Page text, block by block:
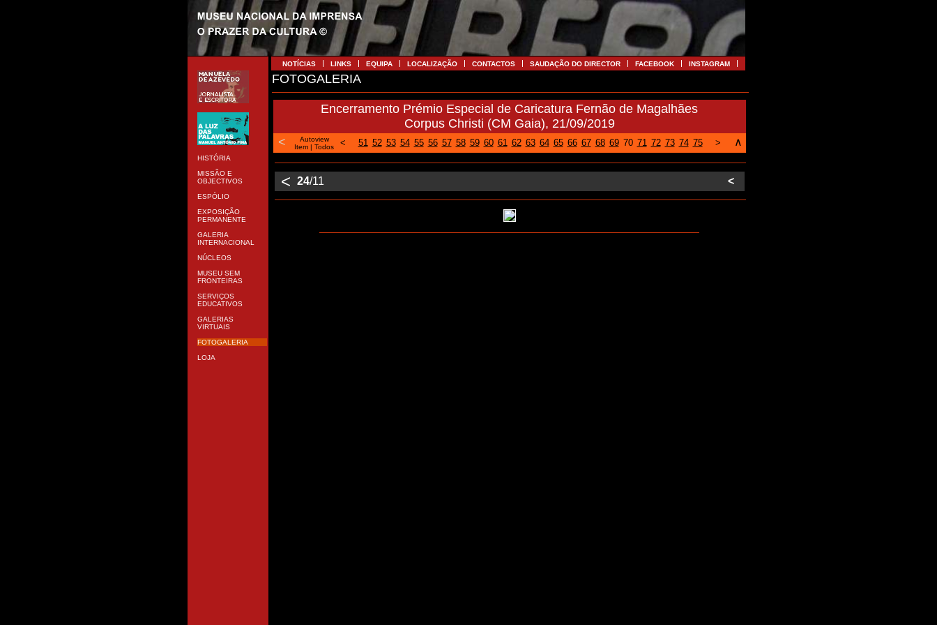
HISTÓRIA
MISSÃO E
OBJECTIVOS
ESPÓLIO
EXPOSIÇÃO
PERMANENTE
GALERIA
INTERNACIONAL
NÚCLEOS
MUSEU SEM
FRONTEIRAS
SERVIÇOS
EDUCATIVOS
GALERIAS
VIRTUAIS
FOTOGALERIA
LOJA
NOTÍCIAS LINKS EQUIPA LOCALIZAÇÃO CONTACTOS SAUDAÇÃO DO DIRECTOR FACEBOOK INSTAGRAM
FOTOGALERIA
Encerramento Prémio Especial de Caricatura Fernão de Magalhães
Corpus Christi (CM Gaia), 21/09/2019
<
Autoview
Item | Todos < 51 52 53 54 55 56 57 58 59 60 61 62 63 64 65 66 67 68 69 70 71 72 73 74 75 > ∧
< 24/11 <